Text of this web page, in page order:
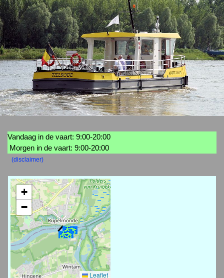
Vandaag in de vaart: 9:00-20:00
Morgen in de vaart: 9:00-20:00
(disclaimer)
+
−
Leaflet